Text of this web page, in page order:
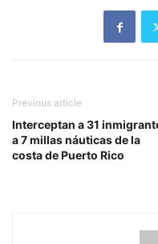
Previous article
Interceptan a 31
a 7 millas náuticas de la
costa de Puerto Rico